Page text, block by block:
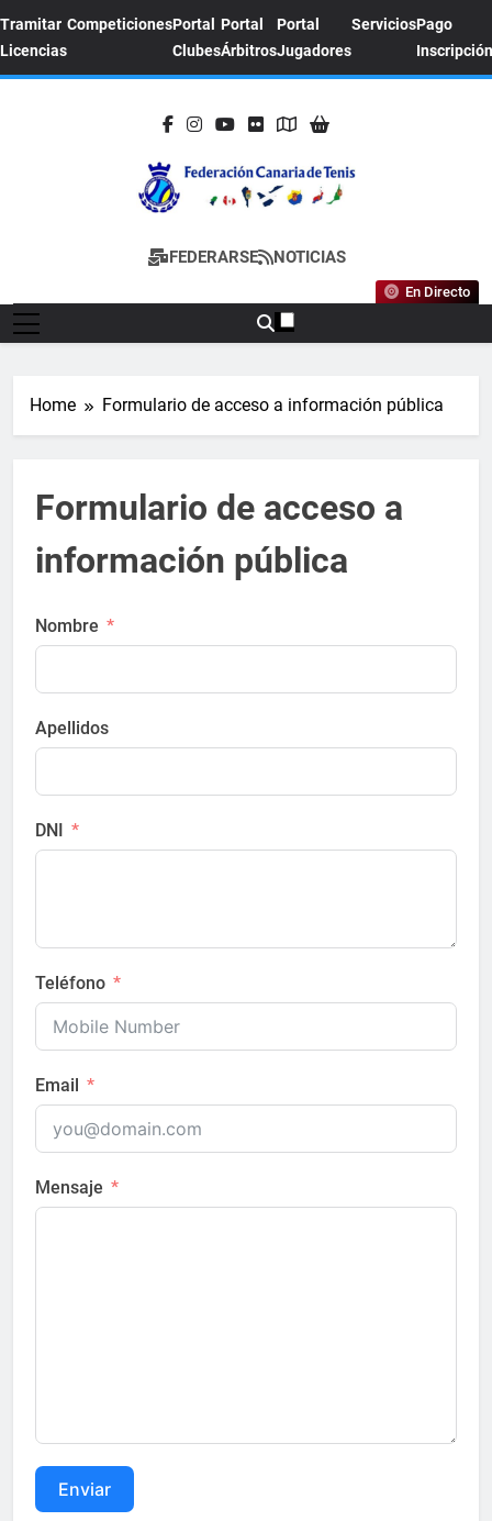
Tramitar
Licencias
CompeticionesPortal
Clubes
Portal
Árbitros
Portal
Jugadores
ServiciosPago
Inscripción
FEDERACION
CANARIA DE
TENIS
Sitio Oficial De La Federación Canaria De
FEDERARSE NOTICIAS
En Directo
Home Formulario de acceso a información pública
Formulario de acceso a
información pública
Nombre
Apellidos
DNI
Teléfono
Email
Mensaje
Enviar